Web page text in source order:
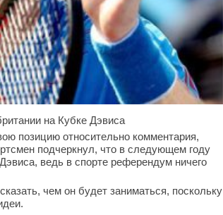
на Кубке Дэвиса
позицию относительно комментария,
подчеркнул, что в следующем году
ведь в спорте референдум ничего
чем он будет заниматься, поскольку